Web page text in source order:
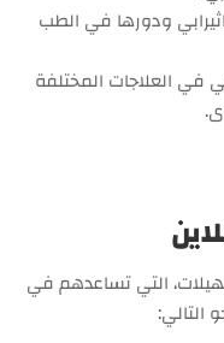
ودورها في الطب
في العلاجات المختلفة
التي تساعدهم في
التالي: